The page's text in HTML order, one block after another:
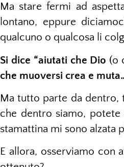
Ma stare fermi ad
lontano, eppure
qualcuno o qualcosa li
Si dice “aiutati che Dio (o
che muoversi crea e
Ma tutto parte da
che dentro siamo,
stamattina mi sono alzata
E allora, osserviamo con